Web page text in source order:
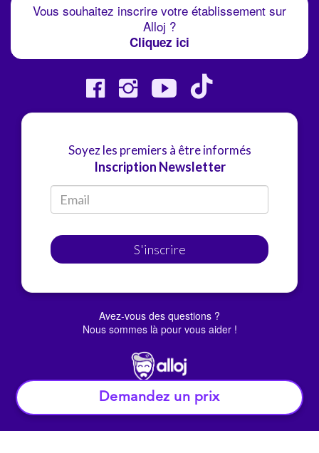
Demandez un prix
Vous souhaitez inscrire votre établissement sur
Alloj ?
Cliquez ici
Soyez les premiers à être informés
Inscription Newsletter
S'inscrire
Avez-vous des questions ?
Nous sommes là pour vous aider !
© Alloj.2022 Tous droits réservés